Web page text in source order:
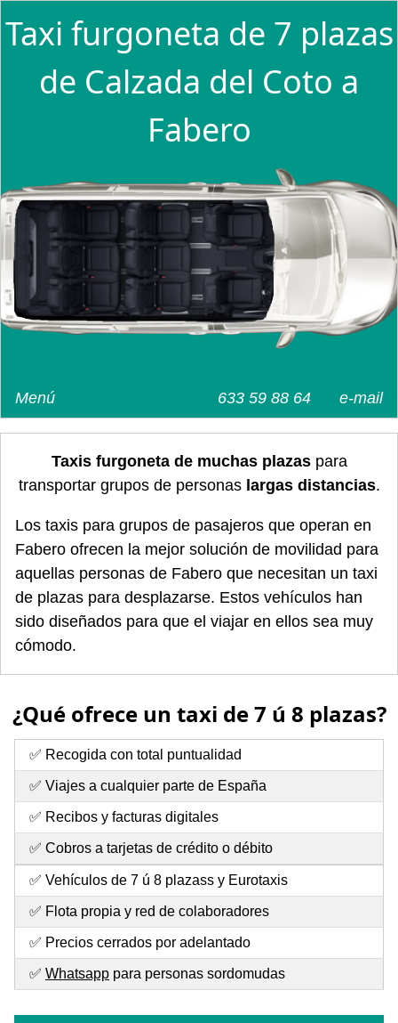
Taxi furgoneta de 7 plazas
de Calzada del Coto a
Fabero
e-mail
633 59 88 64
Menú
Taxis furgoneta de muchas plazaspara
transportar grupos de personas largas distancias.
Los taxis para grupos de pasajeros que operan en
Fabero ofrecen la mejor solución de movilidad para
aquellas personas de Fabero que necesitan un taxi
de plazas para desplazarse. Estos vehículos han
sido diseñados para que el viajar en ellos sea muy
cómodo.
¿Qué ofrece un taxi de 7 ú 8 plazas?
✅ Recogida con total puntualidad
✅ Viajes a cualquier parte de España
✅ Recibos y facturas digitales
✅ Cobros a tarjetas de crédito o débito
✅ Vehículos de 7 ú 8 plazass y Eurotaxis
✅ Flota propia y red de colaboradores
✅ Precios cerrados por adelantado
✅ Whatsapp para personas sordomudas